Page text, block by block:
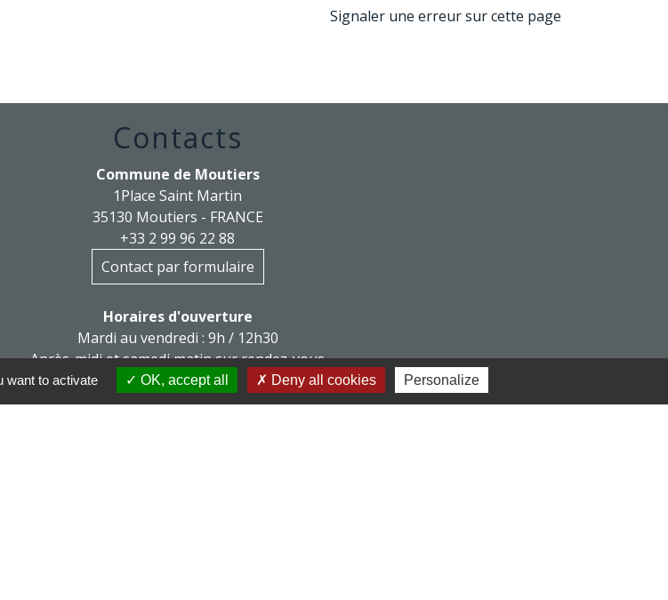
Signaler une erreur sur cette page
Contacts
Commune de Moutiers
1Place Saint Martin
35130 Moutiers - FRANCE
+33 2 99 96 22 88
Contact par formulaire
Horaires d'ouverture
Mardi au vendredi : 9h / 12h30
Après-midi et samedi matin sur rendez-vous
mairie@moutiers.bzh
want to activate OK, accept all Deny all cookies Personalize